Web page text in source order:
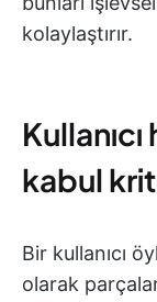
kolaylaştırır.
kabul
Bir kullanıcı
olarak